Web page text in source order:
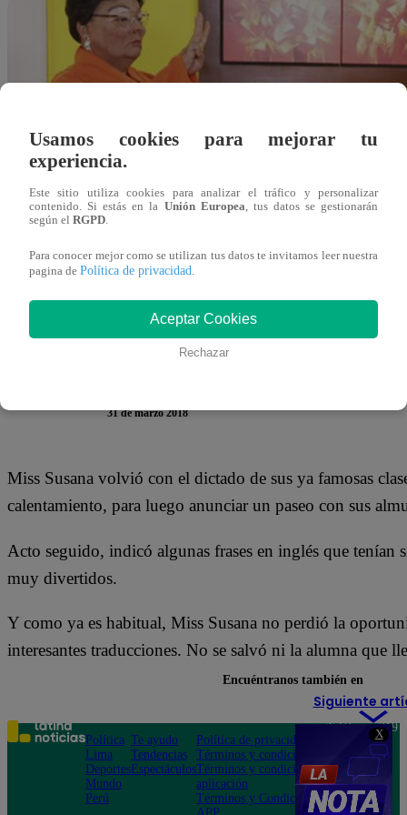
X
31 de marzo 2018
Miss Susana volvió con el dictado de sus ya famosas
calentamiento, para luego anunciar un paseo con sus
Acto seguido, indicó algunas frases en inglés que tenían
muy divertidos.
Y como ya es habitual, Miss Susana no perdió la
interesantes traducciones. No se salvó ni la alumna que
Siguiente
Usamos cookies para mejorar tu
experiencia.
Este sitio utiliza cookies para analizar el tráfico y personalizar
contenido. Si estás en la Unión Europea , tus datos se gestionarán
según el RGPD
Para conocer mejor como se utilizan tus datos te invitamos leer nuestra
pagina de Política de privacidad
Aceptar Cookies
Rechazar
Encuéntranos también en
Política
Lima
Deportes
Mundo
Perú
Te ayudo
Tendencias
Espectáculos
Política de privacidad
Términos y condiciones
Términos y condiciones
aplicación
Términos y Condiciones
Teléfono: 219
Av. San
Felipe 968
Jesús María